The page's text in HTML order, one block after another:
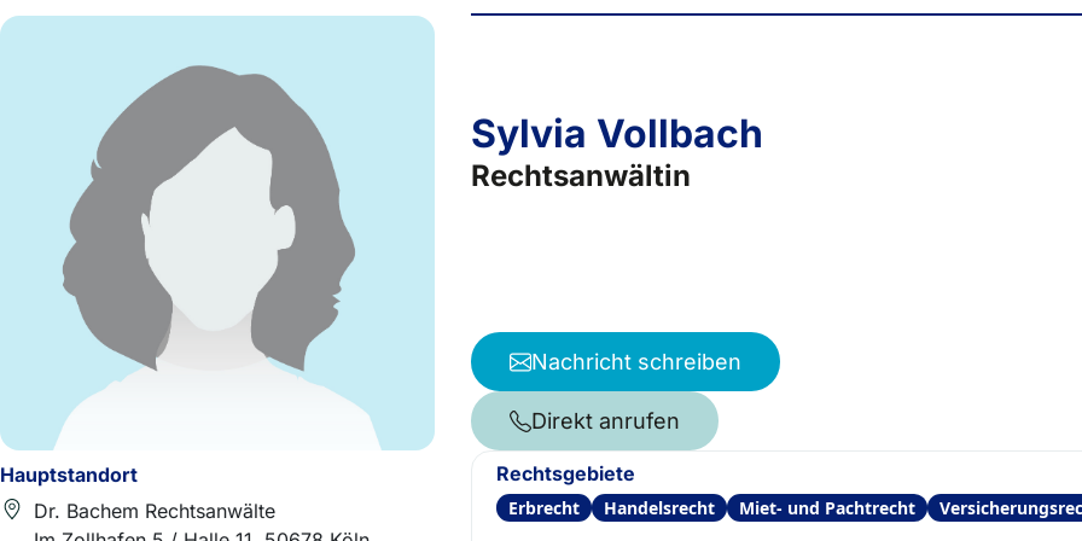
Hauptstandort
Dr. Bachem Rechtsanwälte
Sylvia Vollbach
Rechtsanwältin
Nachricht schreiben
Direkt anrufen
Rechtsgebiete
Erbrecht Handelsrecht Miet- und Pachtrecht